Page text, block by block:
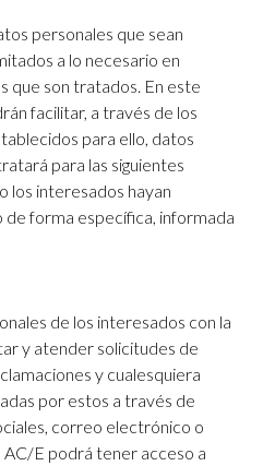
personales que sean
a lo necesario en
que son tratados. En este
facilitar, a través de los
para ello, datos
para las siguientes
los interesados hayan
forma específica, informada
de los interesados con la
y atender solicitudes de
y cualesquiera
por estos a través de
correo electrónico o
E podrá tener acceso a